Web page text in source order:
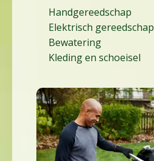
Handgereedschap
Elektrisch gereedschap
Bewatering
Kleding en schoeisel